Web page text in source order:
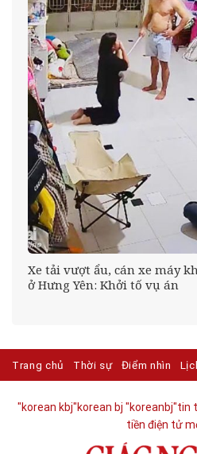
Xe tải vượt ẩu, cán xe máy
ở Hưng Yên: Khởi tố vụ án
Trang chủ Thời sự Điểm nhìn
"korean kbj​"korean bj "koreanbj​"tin
tiền điện tử